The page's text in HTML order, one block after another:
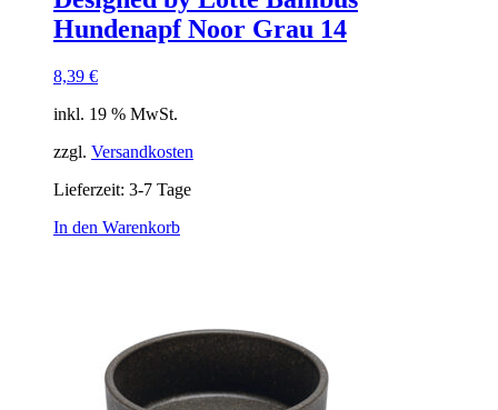
Hundenapf Noor Grau 14
8,39 €
inkl. 19 % MwSt.
zzgl. Versandkosten
Lieferzeit: 3-7 Tage
In den Warenkorb